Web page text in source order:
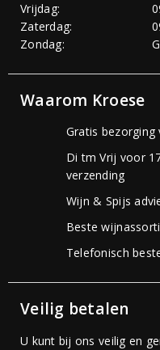
Vrijdag:
Zaterdag:
Zondag:
Waarom Kroese
Gratis bezorging
Di tm Vrij voor
verzending
Wijn & Spijs
Beste
Telefonisch
Veilig betalen
U kunt bij ons veilig en